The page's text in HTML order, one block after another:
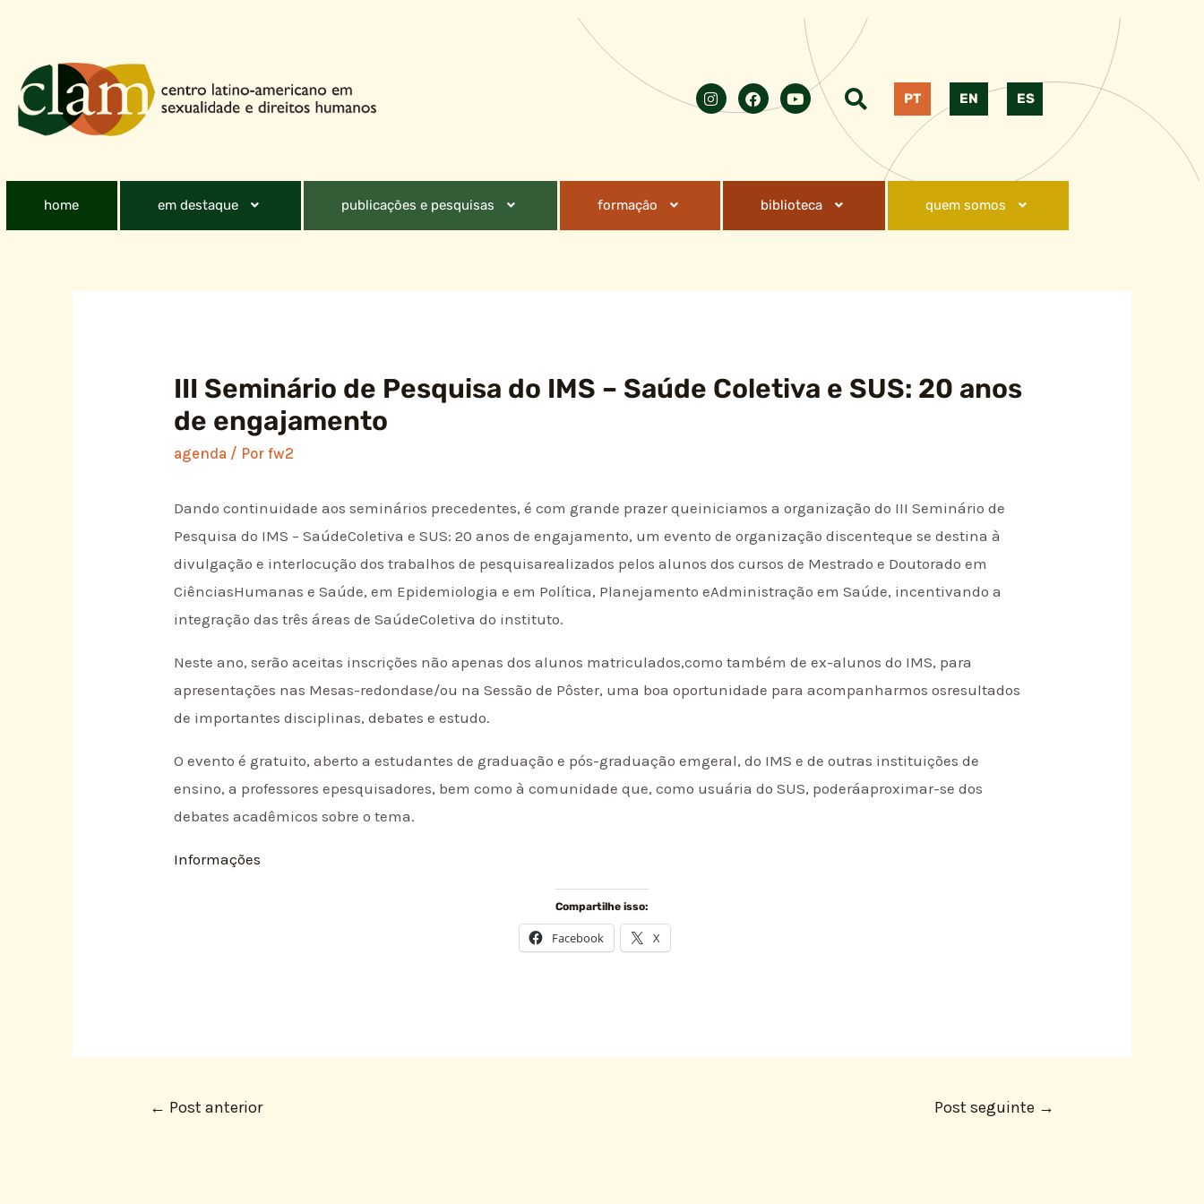
PT EN ES
home em destaque publicações e pesquisas formação biblioteca quem somos
III Seminário de Pesquisa do IMS – Saúde Coletiva e SUS: 20 anos
de engajamento
agenda / Porfw2
Dando continuidade aos seminários precedentes, é com grande prazer queiniciamos a organização do III Seminário de
Pesquisa do IMS – SaúdeColetiva e SUS: 20 anos de engajamento, um evento de organização discenteque se destina à
divulgação e interlocução dos trabalhos de pesquisarealizados pelos alunos dos cursos de Mestrado e Doutorado em
CiênciasHumanas e Saúde, em Epidemiologia e em Política, Planejamento eAdministração em Saúde, incentivando a
integração das três áreas de SaúdeColetiva do instituto.
Neste ano, serão aceitas inscrições não apenas dos alunos matriculados,como também de ex-alunos do IMS, para
apresentações nas Mesas-redondase/ou na Sessão de Pôster, uma boa oportunidade para acompanharmos osresultados
de importantes disciplinas, debates e estudo.
O evento é gratuito, aberto a estudantes de graduação e pós-graduação emgeral, do IMS e de outras instituições de
ensino, a professores epesquisadores, bem como à comunidade que, como usuária do SUS, poderáaproximar-se dos
debates acadêmicos sobre o tema.
Informações
Compartilhe isso:
Facebook X
← Post anterior Post seguinte →